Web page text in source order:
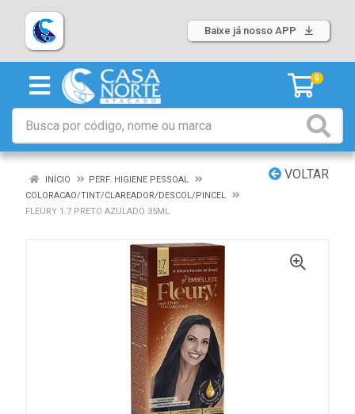
Baixe já nosso APP
0
VOLTAR
INÍCIO
PERF. HIGIENE PESSOAL
COLORACAO/TINT/CLAREADOR/DESCOL/PINCEL
FLEURY 1.7 PRETO AZULADO 35ML